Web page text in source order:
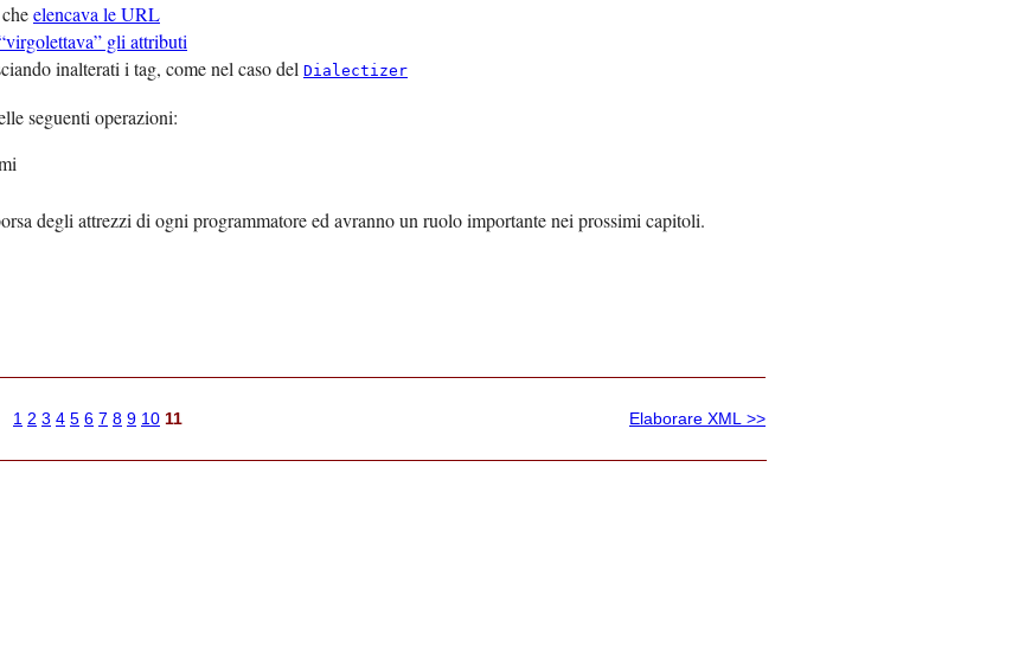
elencava leURL
virgolettava” gli attributi
inalterati i tag, come nel caso del Dialectizer
seguenti operazioni:
degli attrezzi di ogni programmatore ed avranno un ruolo importante nei prossimi capitoli.
1 2 3 4 5 6 7 8 9 10 11 Elaborare XML >>